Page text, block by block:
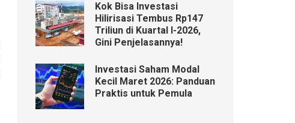
Kok Bisa Investasi
Hilirisasi Tembus Rp147
Triliun di Kuartal I-2026,
Gini Penjelasannya!
Investasi Saham Modal
Kecil Maret 2026: Panduan
Praktis untuk Pemula